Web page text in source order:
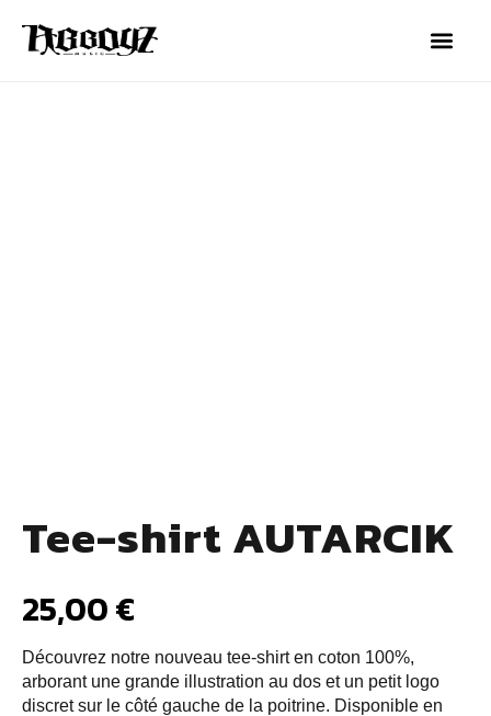
Tee-shirt AUTARCIK
25,00€
Découvrez notre nouveau tee-shirt en coton 100%,
arborant une grande illustration au dos et un petit logo
discret sur le côté gauche de la poitrine. Disponible en